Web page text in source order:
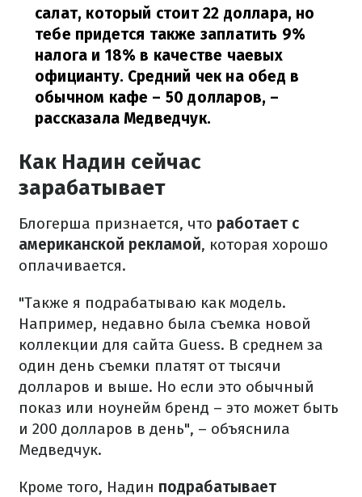
салат, который стоит 22 доллара, но
тебе придется также заплатить 9%
налога и 18% в качестве чаевых
официанту. Средний чек на обед в
обычном кафе – 50 долларов, –
рассказала Медведчук.
Как Надин сейчас
зарабатывает
Блогерша признается, что работает с
американской рекламой, которая хорошо
оплачивается.
"Также я подрабатываю как модель.
Например, недавно была съемка новой
коллекции для сайта Guess. В среднем за
один день съемки платят от тысячи
долларов и выше. Но если это обычный
показ или ноунейм бренд – это может быть
и 200 долларов в день", – объяснила
Медведчук.
Кроме того, Надин подрабатывает